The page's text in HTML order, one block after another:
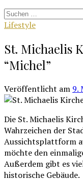
Suchen
nach:
Lifestyle
St. Michaelis
“Michel”
Veröffentlicht am 9.
Die St. Michaelis
Wahrzeichen der
Aussichtsplattform
möchte den
Außerdem gibt es
historische Gebäude.